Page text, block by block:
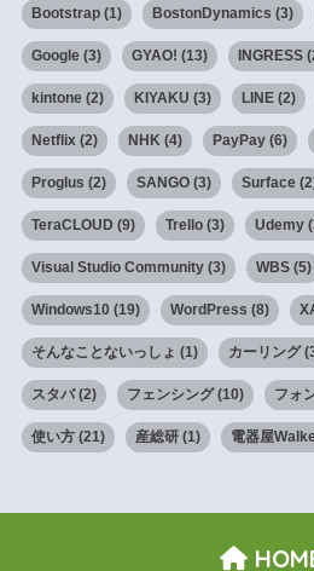
Bootstrap(1) BostonDynamics (3)
Google(3) GYAO! (13) INGRESS
kintone(2) KIYAKU (3) LINE(2)
Netflix(2) NHK(4) PayPay(6)
Proglus (2) SANGO(3) Surface
TeraCLOUD (9) Trello(3) Udemy
Visual Studio Community(3) WBS(5)
Windows10(19) WordPress (8)
そんなことないっしょ (1) カーリング
スタバ(2) フェンシング(10) フォ
使い方(21) 産総研(1) 電器屋